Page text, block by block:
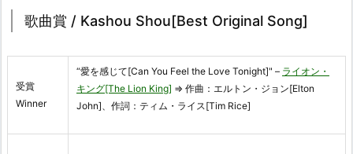
歌曲賞 / Kashou Shou[Best Original Song]
受賞
Winner
“愛を感じて[Can You Feel the Love Tonight]" – ライオン・
キング[The Lion King] ⇒ 作曲：エルトン・ジョン[Elton
John]、作詞：ティム・ライス[Tim Rice]